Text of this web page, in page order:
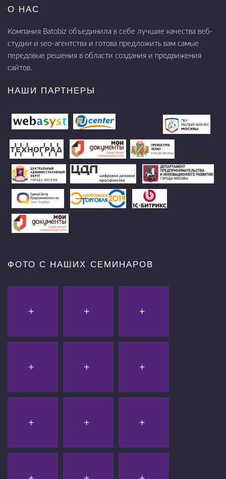
О НАС
Компания Batobiz объединила в себе лучшие качества веб-
студии и seo-агентства и готова предложить вам самые
передовые решения в области создания и продвижения
сайтов.
НАШИ ПАРТНЕРЫ
ФОТО С НАШИХ СЕМИНАРОВ